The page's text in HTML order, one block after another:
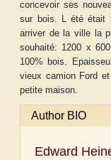
concevoir ses
sur bois. L été était
arriver de la ville la
souhaité: 1200 x
100% bois.
vieux camion Ford
petite maison.
Author BIO
Edward